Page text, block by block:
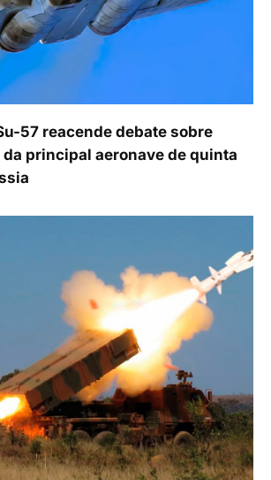
57 reacende debate sobre
principal aeronave de quinta